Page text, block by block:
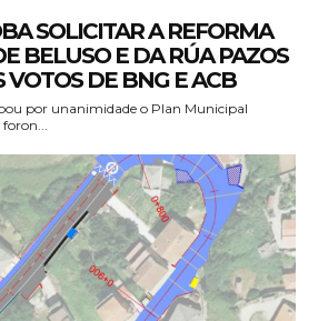
SOLICITAR A REFORMA
BELUSO E DA RÚA PAZOS
VOTOS DE BNG E ACB
por unanimidade o Plan Municipal